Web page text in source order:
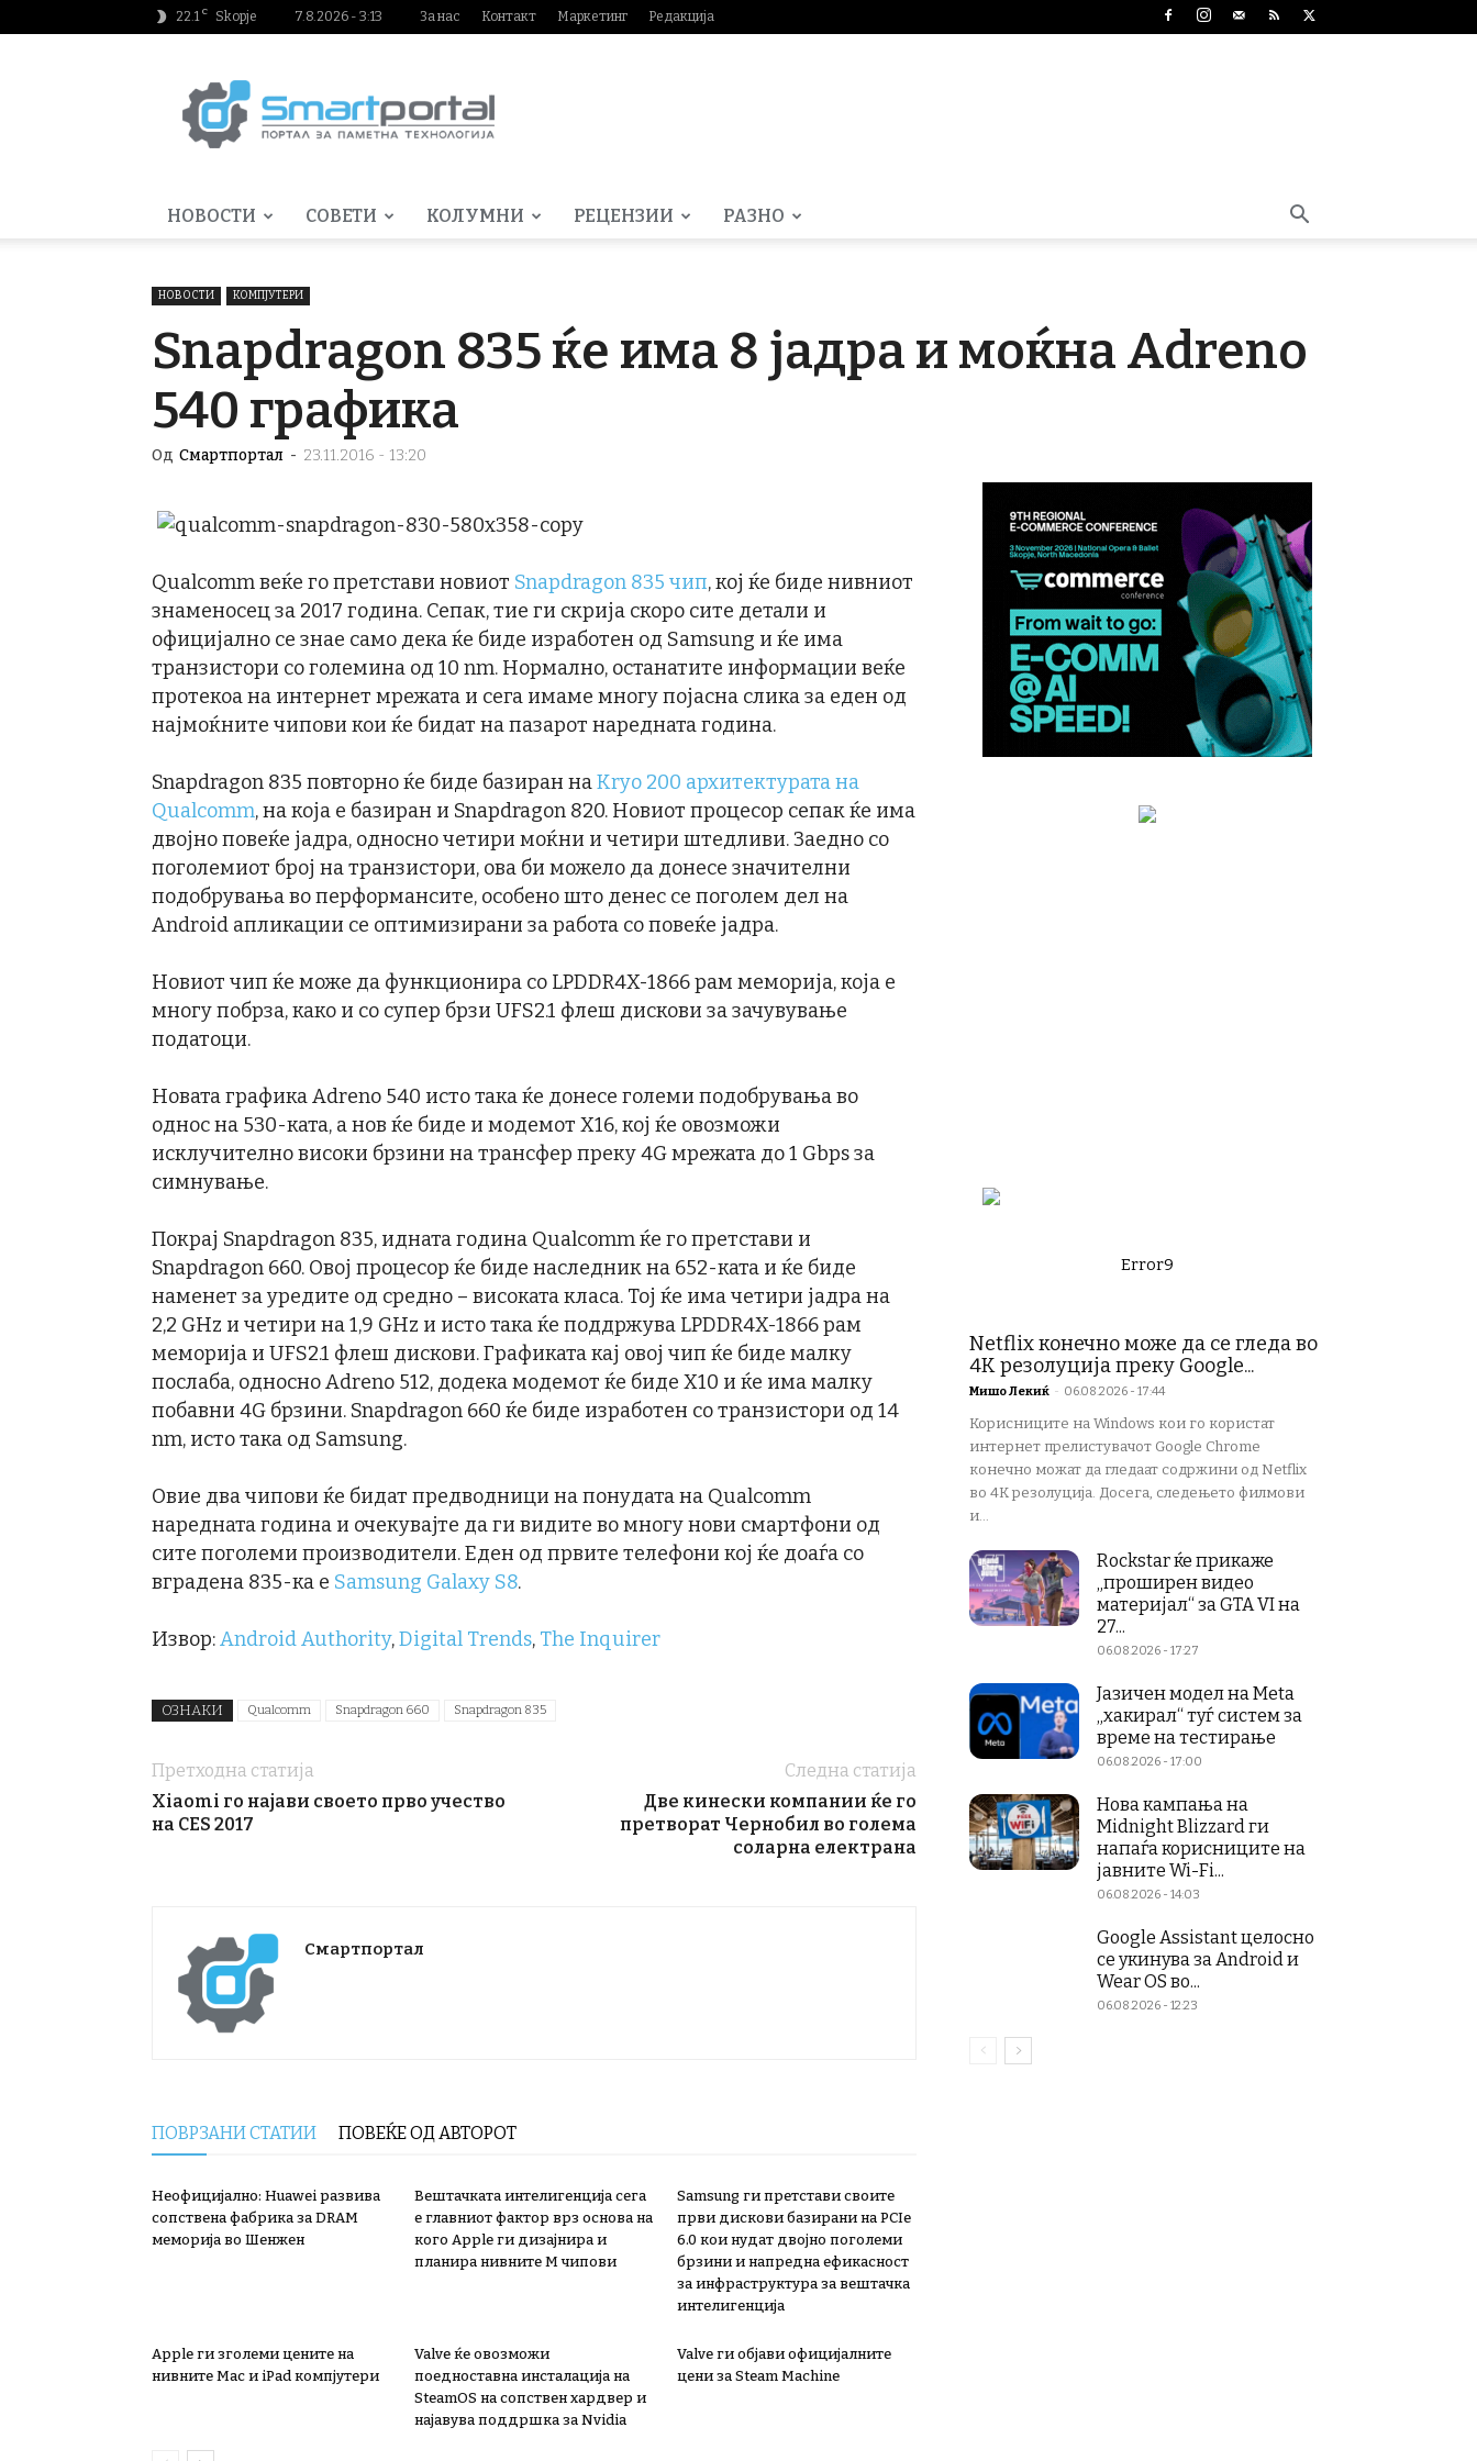
22.1 C Skopje 7.8.2026 - 3:13 За нас Контакт Маркетинг Редакција
НОВОСТИ СОВЕТИ КОЛУМНИ РЕЦЕНЗИИ РАЗНО
НОВОСТИ КОМПЈУТЕРИ
Snapdragon 835 ќе има 8 јадра и моќна Adreno
540 графика
Од Смартпортал - 23.11.2016 - 13:20
Qualcomm веќе го претстави новиот Snapdragon 835 чип, кој ќе биде нивниот
знаменосец за 2017 година. Сепак, тие ги скрија скоро сите детали и
официјално се знае само дека ќе биде изработен од Samsung и ќе има
транзистори со големина од 10 nm. Нормално, останатите информации веќе
протекоа на интернет мрежата и сега имаме многу појасна слика за еден од
најмоќните чипови кои ќе бидат на пазарот наредната година.
Snapdragon 835 повторно ќе биде базиран наKryo 200 архитектурата на
Qualcomm, на која е базиран и Snapdragon 820. Новиот процесор сепак ќе има
двојно повеќе јадра, односно четири моќни и четири штедливи. Заедно со
поголемиот број на транзистори, ова би можело да донесе значителни
подобрувања во перформансите, особено што денес се поголем дел на
Android апликации се оптимизирани за работа со повеќе јадра.
Новиот чип ќе може да функционира со LPDDR4X-1866 рам меморија, која е
многу побрза, како и со супер брзи UFS2.1 флеш дискови за зачувување
податоци.
Новата графика Adreno 540 исто така ќе донесе големи подобрувања во
однос на 530-ката, а нов ќе биде и модемот X16, кој ќе овозможи
исклучително високи брзини на трансфер преку 4G мрежата до 1 Gbps за
симнување.
Покрај Snapdragon 835, идната година Qualcomm ќе го претстави и
Snapdragon 660. Овој процесор ќе биде наследник на 652-ката и ќе биде
наменет за уредите од средно – високата класа. Тој ќе има четири јадра на
2,2 GHz и четири на 1,9 GHz и исто така ќе поддржува LPDDR4X-1866 рам
меморија и UFS2.1 флеш дискови. Графиката кај овој чип ќе биде малку
послаба, односно Adreno 512, додека модемот ќе биде X10 и ќе има малку
побавни 4G брзини. Snapdragon 660 ќе биде изработен со транзистори од 14
nm, исто така од Samsung.
Овие два чипови ќе бидат предводници на понудата на Qualcomm
наредната година и очекувајте да ги видите во многу нови смартфони од
сите поголеми производители. Еден од првите телефони кој ќе доаѓа со
вградена 835-ка е Samsung Galaxy S8.
Извор:Android Authority,Digital Trends, The Inquirer
ОЗНАКИ Qualcomm Snapdragon 660 Snapdragon 835
Претходна статија
Xiaomi го најави своето прво учество
на CES 2017
Следна статија
Две кинески компании ќе го
претворат Чернобил во голема
соларна електрана
Смартпортал
ПОВРЗАНИ СТАТИИ ПОВЕЌЕ ОД АВТОРОТ
Неофицијално: Huawei развива
сопствена фабрика за DRAM
меморија во Шенжен
Вештачката интелигенција сега
е главниот фактор врз основа на
кого Apple ги дизајнира и
планира нивните М чипови
Samsung ги претстави своите
први дискови базирани на PCIe
6.0 кои нудат двојно поголеми
брзини и напредна ефикасност
за инфраструктура за вештачка
интелигенција
Apple ги зголеми цените на
нивните Mac и iPad компјутери
Valve ќе овозможи
поедноставна инсталација на
SteamOS на сопствен хардвер и
најавува поддршка за Nvidia
Valve ги објави официјалните
цени за Steam Machine
Error9
Netflix конечно може да се гледа во
4K резолуција преку Google...
Мишо Лекиќ - 06.08.2026 - 17:44
Корисниците на Windows кои го користат
интернет прелистувачот Google Chrome
конечно можат да гледаат содржини од Netflix
во 4K резолуција. Досега, следењето филмови
и...
Rockstar ќе прикаже
„проширен видео
материјал“ за GTA VI на
27...
06.08.2026 - 17:27
Јазичен модел на Meta
„хакирал“ туѓ систем за
време на тестирање
06.08.2026 - 17:00
Нова кампања на
Midnight Blizzard ги
напаѓа корисниците на
јавните Wi-Fi...
06.08.2026 - 14:03
Google Assistant целосно
се укинува за Android и
Wear OS во...
06.08.2026 - 12:23